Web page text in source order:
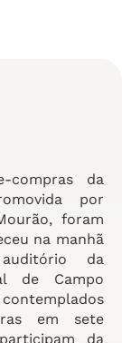
compras da
por
foram
na manhã
da
de Campo
em sete
da